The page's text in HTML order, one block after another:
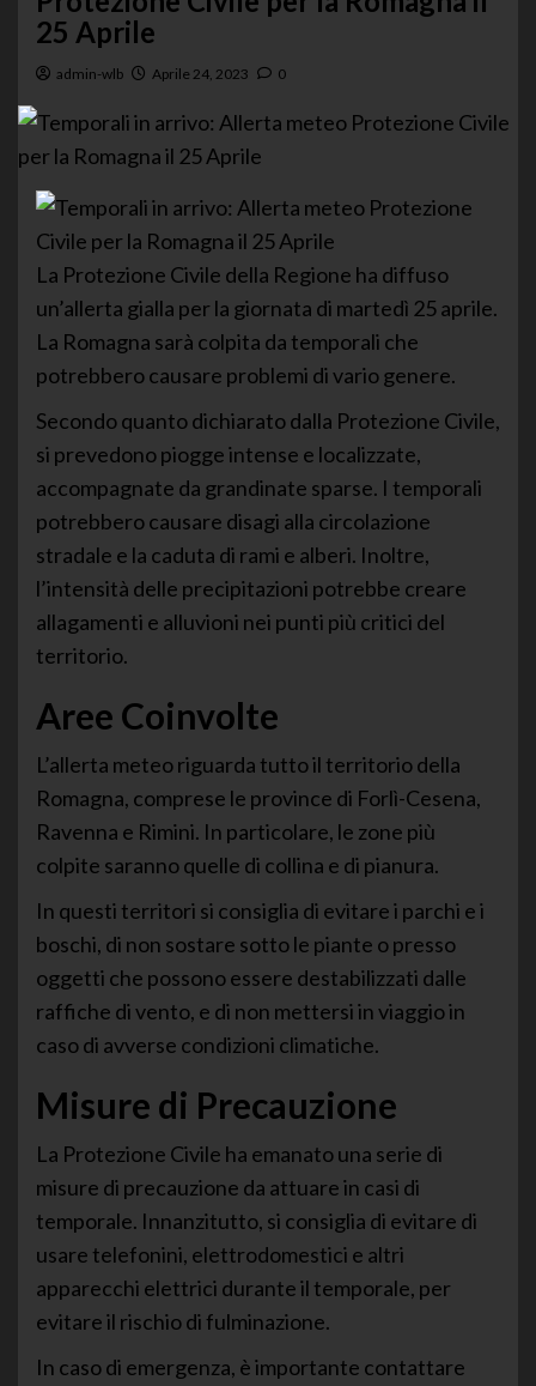
25 Aprile
admin-wlb Aprile 24, 2023 0
La Protezione Civile della Regione ha diffuso
un’allerta gialla per la giornata di martedì 25 aprile.
La Romagna sarà colpita da temporali che
potrebbero causare problemi di vario genere.
Secondo quanto dichiarato dalla Protezione Civile,
si prevedono piogge intense e localizzate,
accompagnate da grandinate sparse. I temporali
potrebbero causare disagi alla circolazione
stradale e la caduta di rami e alberi. Inoltre,
l’intensità delle precipitazioni potrebbe creare
allagamenti e alluvioni nei punti più critici del
territorio.
Aree Coinvolte
L’allerta meteo riguarda tutto il territorio della
Romagna, comprese le province di Forlì-Cesena,
Ravenna e Rimini. In particolare, le zone più
colpite saranno quelle di collina e di pianura.
In questi territori si consiglia di evitare i parchi e i
boschi, di non sostare sotto le piante o presso
oggetti che possono essere destabilizzati dalle
raffiche di vento, e di non mettersi in viaggio in
caso di avverse condizioni climatiche.
Misure di Precauzione
La Protezione Civile ha emanato una serie di
misure di precauzione da attuare in casi di
temporale. Innanzitutto, si consiglia di evitare di
usare telefonini, elettrodomestici e altri
apparecchi elettrici durante il temporale, per
evitare il rischio di fulminazione.
In caso di emergenza, è importante contattare